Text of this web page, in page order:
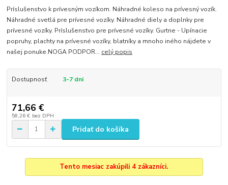
Príslušenstvo k prívesným vozíkom. Náhradné koleso na prívesný vozík.
Náhradné svetlá pre prívesné vozíky. Náhradné diely a doplnky pre
prívesné vozíky. Príslušenstvo pre prívesné vozíky. Gurtne - Upínacie
popruhy, plachty na prívesné vozíky, blatníky a mnoho iného nájdete v
našej ponuke.NOGA PODPOR... celý popis
Dostupnosť 3-7 dni
71,66 €
58,26 € bez DPH
Pridať do košíka
Tento mesiac zakúpili 4 zákazníci.